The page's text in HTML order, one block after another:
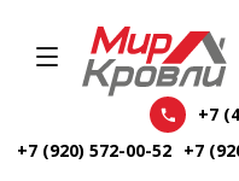
+7
+7 (920) 572-00-52 +7